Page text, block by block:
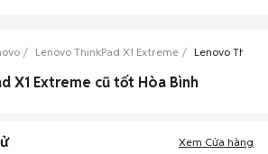
Lenovo ThinkPad X1 Extreme Lenovo
X1 Extreme cũ tốt Hòa Bình
Xem Cửa hàng